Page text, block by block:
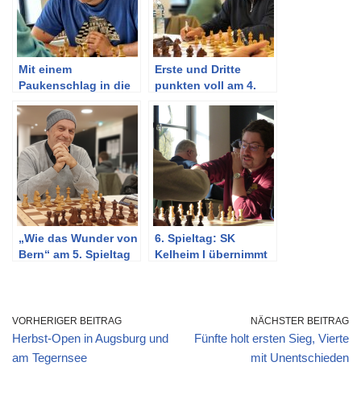
Mit einem
Paukenschlag in die
Erste und Dritte
punkten voll am 4.
„Wie das Wunder von
Bern“ am 5. Spieltag
6. Spieltag: SK
Kelheim I übernimmt
VORHERIGER BEITRAG
Herbst-Open in Augsburg und
am Tegernsee
NÄCHSTER BEITRAG
Fünfte holt ersten Sieg, Vierte
mit Unentschieden